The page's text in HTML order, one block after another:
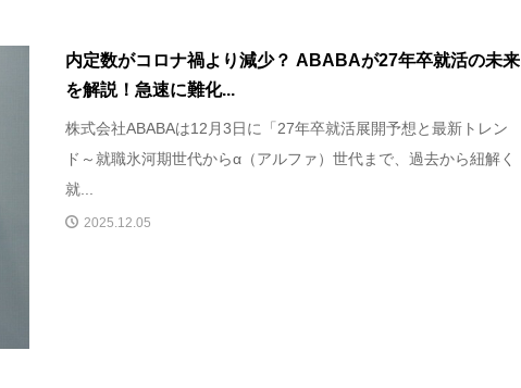
内定数がコロナ禍より減少？ ABABAが27年卒就活の未来
を解説！急速に難化...
株式会社ABABAは12月3日に「27年卒就活展開予想と最新トレン
ド～就職氷河期世代からα（アルファ）世代まで、過去から紐解く
就...
2025.12.05